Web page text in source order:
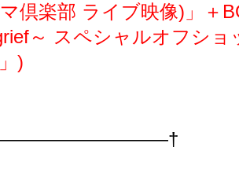
倶楽部 ライブ映像)」＋
grief～ スペシャルオフシ
)